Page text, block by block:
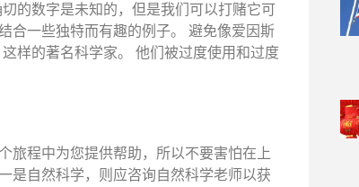
的数字是未知的，但是我们可以打赌它可
合一些独特而有趣的例子。 避免像爱因斯
样的著名科学家。 他们被过度使用和过度
旅程中为您提供帮助，所以不要害怕在上
是自然科学，则应咨询自然科学老师以获